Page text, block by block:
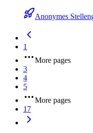
Anonymes
1
More pages
3
4
5
More pages
17